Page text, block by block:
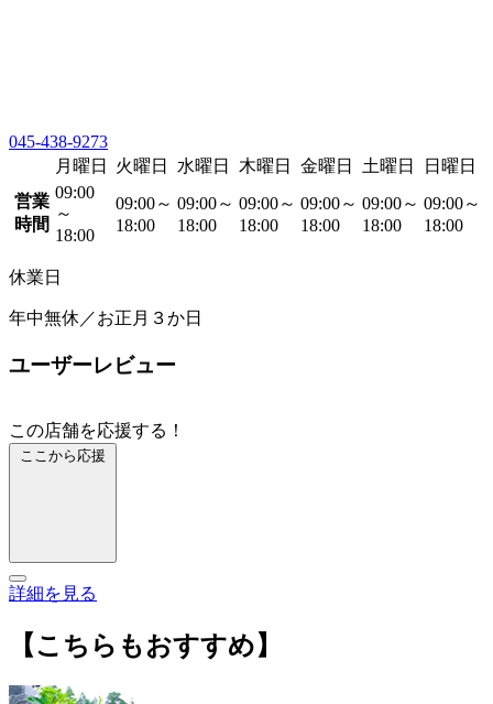
045-438-9273
月曜日
火曜日 水曜日 木曜日 金曜日 土曜日
日曜日
営業
時間
09:00
～
18:00
09:00～
18:00
09:00～
18:00
09:00～
18:00
09:00～
18:00
09:00～
18:00
09:00～
18:00
休業日
年中無休／お正月３か日
ユーザーレビュー
この店舗を応援する！
ここから応援
詳細を見る
【こちらもおすすめ】